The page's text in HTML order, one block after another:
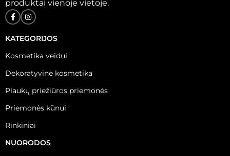
produktai vienoje vietoje.
KATEGORIJOS
Kosmetika veidui
Dekoratyvinė kosmetika
Plaukų priežiūros priemonės
Priemonės kūnui
Rinkiniai
NUORODOS